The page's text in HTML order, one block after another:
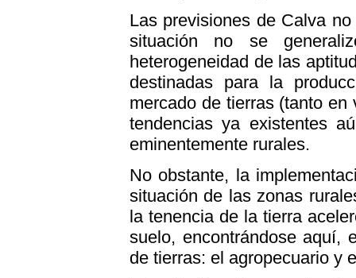
Las previsiones de Calva
situación no se
heterogeneidad de las
destinadas para la
mercado de tierras (tanto
tendencias ya existentes
eminentemente rurales.
No obstante, la
situación de las zonas
la tenencia de la tierra
suelo, encontrándose aquí,
de tierras: el agropecuario y